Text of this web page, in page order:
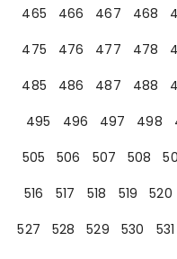
465
466 467 468
475
476 477 478
485
486 487 488
495
496 497 498
505
506 507 508
516
517 518 519 520
527
528 529 530 531